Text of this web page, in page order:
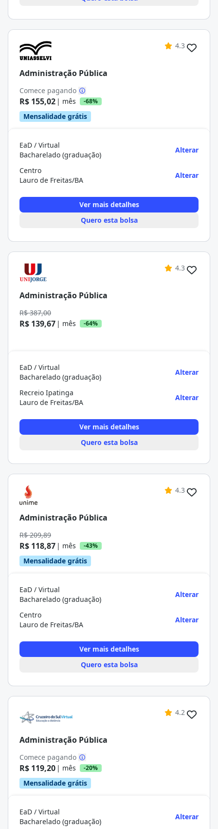
4.3
Administração Pública
Comece pagando
R$ 155,02 | mês -68%
Mensalidade grátis
EaD / Virtual
Bacharelado (graduação)
Alterar
Centro
Lauro de Freitas/BA
Alterar
Ver mais detalhes
Quero esta bolsa
4.3
Administração Pública
R$ 387,00
R$ 139,67 | mês -64%
EaD / Virtual
Bacharelado (graduação)
Alterar
Recreio Ipatinga
Lauro de Freitas/BA
Alterar
Ver mais detalhes
Quero esta bolsa
4.3
Administração Pública
R$ 209,89
R$ 118,87 | mês -43%
Mensalidade grátis
EaD / Virtual
Bacharelado (graduação)
Alterar
Centro
Lauro de Freitas/BA
Alterar
Ver mais detalhes
Quero esta bolsa
4.2
Administração Pública
Comece pagando
R$ 119,20 | mês -20%
Mensalidade grátis
EaD / Virtual
Bacharelado (graduação)
Alterar